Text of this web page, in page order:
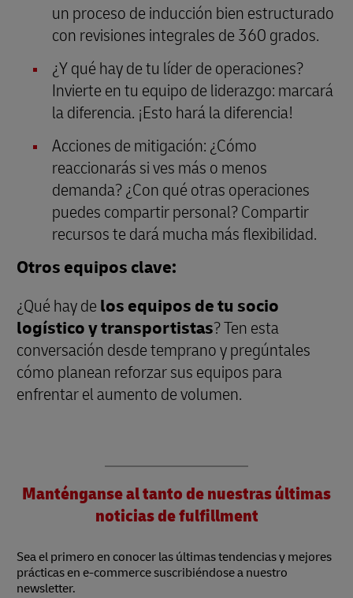
un proceso de inducción bien estructurado
con revisiones integrales de 360 grados.
¿Y qué hay de tu líder de operaciones?
Invierte en tu equipo de liderazgo: marcará
la diferencia. ¡Esto hará la diferencia!
Acciones de mitigación: ¿Cómo
reaccionarás si ves más o menos
demanda? ¿Con qué otras operaciones
puedes compartir personal? Compartir
recursos te dará mucha más flexibilidad.
Otros equipos clave:
¿Qué hay de los equipos de tu socio
logístico y transportistas? Ten esta
conversación desde temprano y pregúntales
cómo planean reforzar sus equipos para
enfrentar el aumento de volumen.
Manténganse al tanto de nuestras últimas
noticias de fulfillment
Sea el primero en conocer las últimas tendencias y mejores
prácticas en e-commerce suscribiéndose a nuestro
newsletter.